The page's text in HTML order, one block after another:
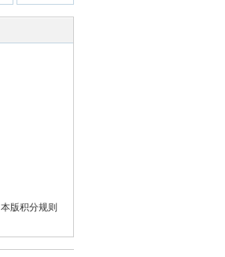
本版积分规则